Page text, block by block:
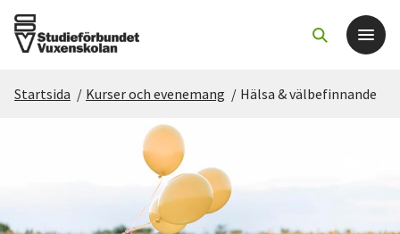
Sök kurser och evenemang
Startsida / Kurser och evenemang / Hälsa & välbefinnande